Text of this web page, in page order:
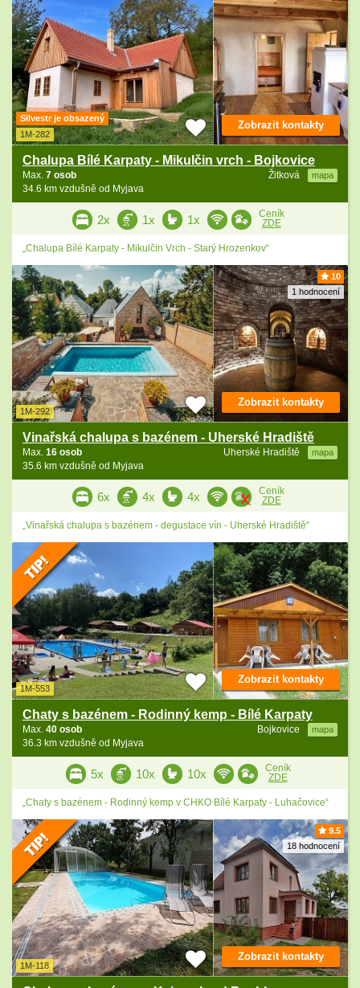
Silvestr je obsazený
1M-282
Chalupa Bílé Karpaty - Mikulčin vrch - Bojkovice
Žitková mapa
Max. 7 osob
34.6 km vzdušně od Myjava
Zobrazit kontakty
2x 1x 1x
Ceník
ZDE
„Chalupa Bílé Karpaty - Mikulčin Vrch - Starý Hrozenkov“
10
1 hodnocení
1M-292
Vinařská chalupa s bazénem - Uherské Hradiště
Uherské Hradiště mapa
Max. 16 osob
35.6 km vzdušně od Myjava
Zobrazit kontakty
6x 4x 4x
Ceník
ZDE
„Vinařská chalupa s bazénem - degustace vín - Uherské Hradiště“
1M-553
Chaty s bazénem - Rodinný kemp - Bílé Karpaty
Bojkovice mapa
Max. 40 osob
36.3 km vzdušně od Myjava
Zobrazit kontakty
5x 10x 10x
Ceník
ZDE
„Chaty s bazénem - Rodinný kemp v CHKO Bílé Karpaty - Luhačovice“
9.5
18 hodnocení
1M-118
Zobrazit kontakty